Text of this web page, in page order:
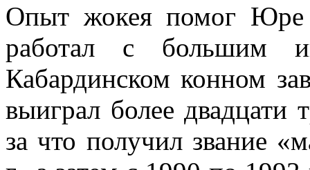
Опыт жокея помог Юре
работал с большим
Кабардинском конном
выиграл более
за что получил звание